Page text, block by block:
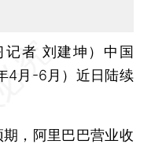
者 刘建坤） 中国
4月-6月）近日陆续
，阿里巴巴营业收